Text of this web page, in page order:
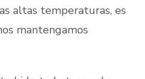
altas temperaturas, es
mantengamos